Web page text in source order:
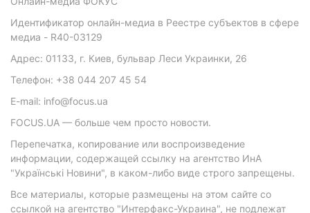
Идентификатор онлайн-медиа в Реестре субъектов в сфере
медиа - R40-03129
Адрес: 01133, г. Киев, бульвар Леси Украинки, 26
Телефон: +38 044 207 45 54
E-mail: info@focus.ua
FOCUS.UA — больше чем просто новости.
Перепечатка, копирование или воспроизведение
информации, содержащей ссылку на агентство ИнА
"Українські Новини", в каком-либо виде строго запрещены.
Все материалы, которые размещены на этом сайте со
ссылкой на агентство "Интерфакс-Украина", не подлежат